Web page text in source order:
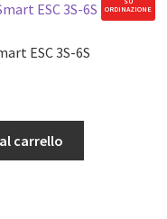
ORDINAZIONE
ESC 3S-6S
carrello